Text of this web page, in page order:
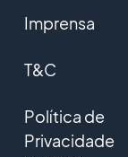
Imprensa
T&C
Política de
Privacidade